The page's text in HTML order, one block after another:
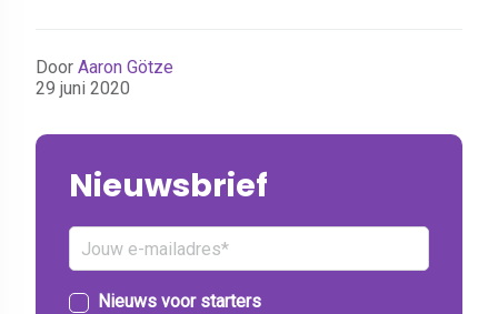
Door Aaron Götze
29 juni 2020
Nieuwsbrief
Nieuws voor starters